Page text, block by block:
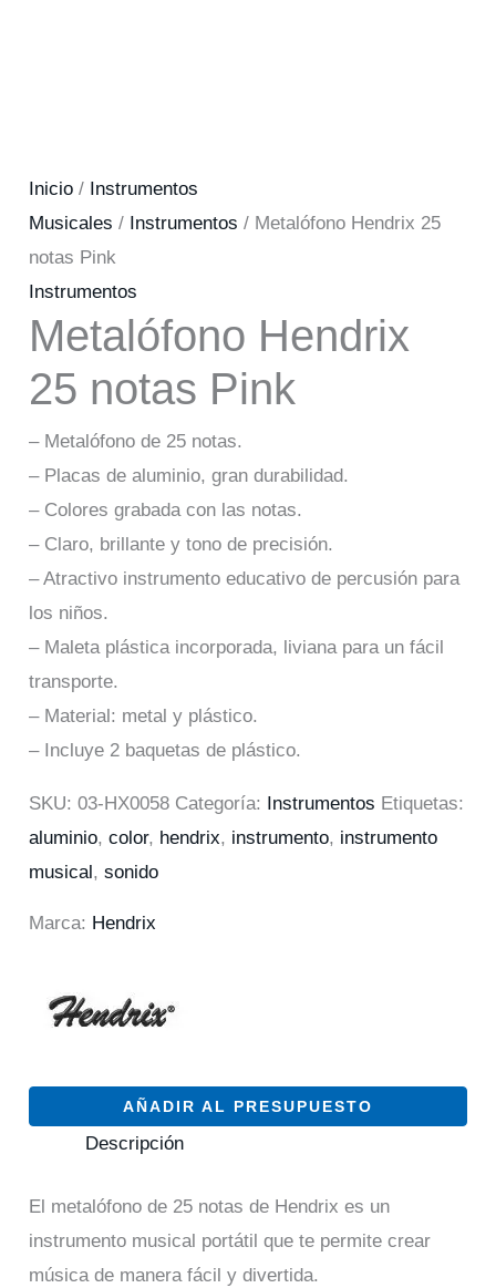
Inicio / Instrumentos
Musicales / Instrumentos / Metalófono Hendrix 25
notas Pink
Instrumentos
Metalófono Hendrix
25 notas Pink
– Metalófono de 25 notas.
– Placas de aluminio, gran durabilidad.
– Colores grabada con las notas.
– Claro, brillante y tono de precisión.
– Atractivo instrumento educativo de percusión para
los niños.
– Maleta plástica incorporada, liviana para un fácil
transporte.
– Material: metal y plástico.
– Incluye 2 baquetas de plástico.
SKU:03-HX0058 Categoría: Instrumentos Etiquetas:
aluminio,color, hendrix, instrumento, instrumento
musical,sonido
Marca: Hendrix
AÑADIR AL PRESUPUESTO
Descripción
El metalófono de 25 notas de Hendrix es un
instrumento musical portátil que te permite crear
música de manera fácil y divertida.